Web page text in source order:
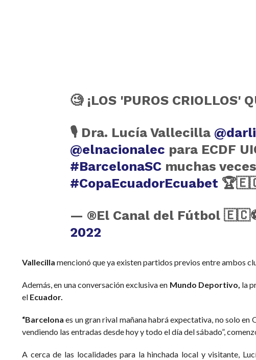
🧐 ¡LOS 'PUROS CRIOLLOS'
🎙️ Dra. Lucía Vallecilla
@elnacionalec para ECDF
#BarcelonaSC muchas
#CopaEcuadorEcuabet
— ®El Canal del Fútbol
2022
Vallecilla mencionó que ya existen partidos previos entre ambos
Además, en una conversación exclusiva en Mundo Deportivo, la
el Ecuador.
“Barcelona es un gran rival mañana habrá expectativa, no solo
vendiendo las entradas desde hoy y todo el día del sábado”,
A cerca de las localidades para la hinchada local y visitante,